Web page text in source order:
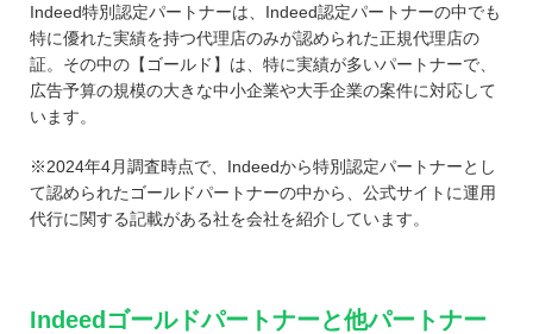
Indeed特別認定パートナーは、Indeed認定パートナーの中でも
特に優れた実績を持つ代理店のみが認められた正規代理店の
証。その中の【ゴールド】は、特に実績が多いパートナーで、
広告予算の規模の大きな中小企業や大手企業の案件に対応して
います。
※2024年4月調査時点で、Indeedから特別認定パートナーとし
て認められたゴールドパートナーの中から、公式サイトに運用
代行に関する記載がある社を会社を紹介しています。
Indeedゴールドパートナーと他パートナー